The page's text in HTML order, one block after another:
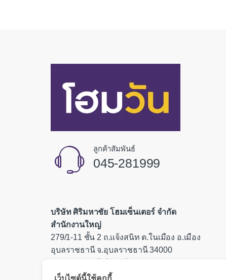
ลูกค้าสัมพันธ์
045-281999
บริษัท ศิริมหาชัย โฮมเซ็นเตอร์ จำกัด
สำนักงานใหญ่
279/1-11 ชั้น 2 ถ.แจ้งสนิท ต.ในเมือง อ.เมือง
อุบลราชธานี จ.อุบลราชธานี 34000
เว็บไซต์นี้ใช้คุกกี้